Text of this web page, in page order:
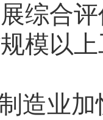
综合
模以
造业